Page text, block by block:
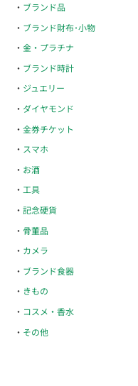
ブランド品
ブランド財布･小物
金・プラチナ
ブランド時計
ジュエリー
ダイヤモンド
金券チケット
スマホ
お酒
工具
記念硬貨
骨董品
カメラ
ブランド食器
きもの
コスメ・香水
その他